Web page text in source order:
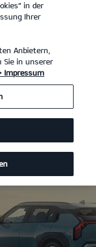
in der
Ihrer
Anbietern,
Sie in unserer
Impressum